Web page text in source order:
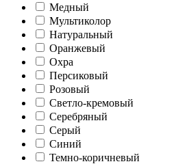
Медный
Мультиколор
Натуральный
Оранжевый
Охра
Персиковый
Розовый
Светло-кремовый
Серебряный
Серый
Синий
Темно-коричневый